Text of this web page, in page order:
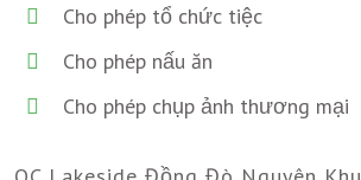
Cho phép tổ chức tiệc
Cho phép nấu ăn
Cho phép chụp ảnh thương mại